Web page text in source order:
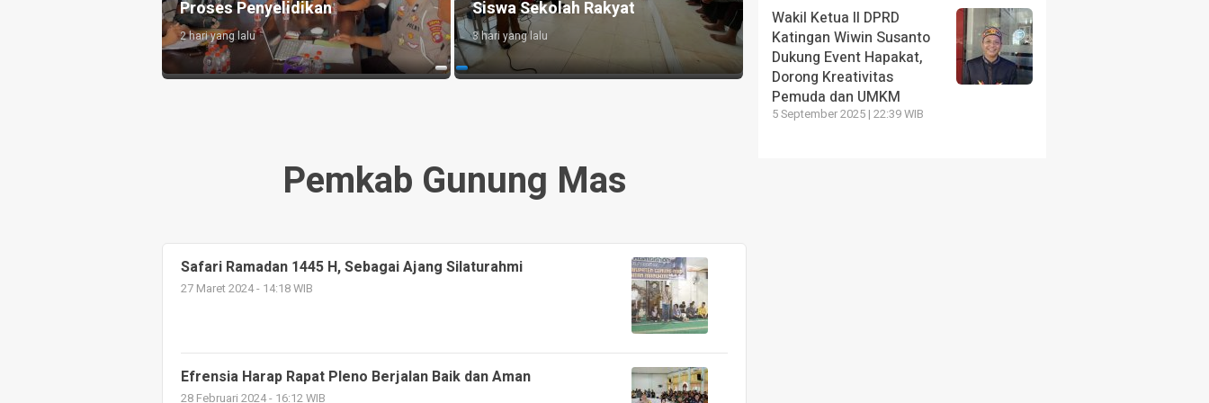
Proses Penyelidikan
2 hari yang lalu
Siswa Sekolah Rakyat
3 hari yang lalu
Pemkab Gunung Mas
Safari Ramadan 1445 H, Sebagai Ajang Silaturahmi
27 Maret 2024 - 14:18 WIB
Efrensia Harap Rapat Pleno Berjalan Baik dan Aman
28 Februari 2024 - 16:12 WIB
Wakil Ketua II DPRD
Katingan Wiwin Susanto
Dukung Event Hapakat,
Dorong Kreativitas
Pemuda dan UMKM
5 September 2025 | 22:39 WIB